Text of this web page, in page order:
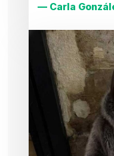
— Carla